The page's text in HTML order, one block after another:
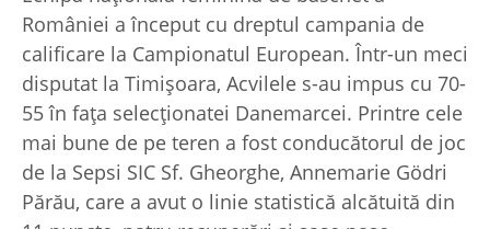
României a început cu dreptul campania de
calificare la Campionatul European. Într-un meci
disputat la Timișoara, Acvilele s-au impus cu 70-
55 în fața selecționatei Danemarcei. Printre cele
mai bune de pe teren a fost conducătorul de joc
de la Sepsi SIC Sf. Gheorghe, Annemarie Gödri
Părău, care a avut o linie statistică alcătuită din